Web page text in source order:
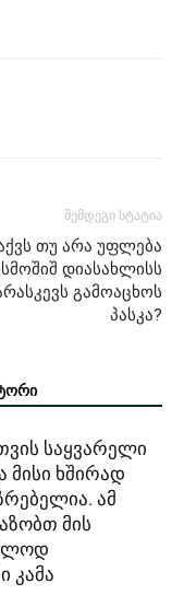
შემდეგი სტატია
თუ არა უფლება
დიასახლისს
გამოაცხოს
პასკა?
საყვარელი
მისი ხშირად
ამ
მის
კამა